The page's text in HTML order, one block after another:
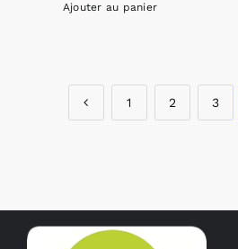
Ajouter au panier
1 2 3